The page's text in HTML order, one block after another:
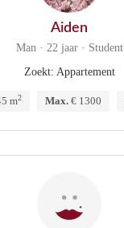
Aiden
Man · 22 jaar · Student
Zoekt: Appartement
m2 Max. € 1300